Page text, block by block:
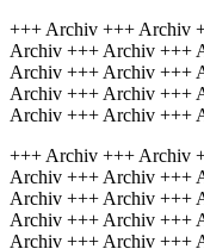
+++ Archiv +++ Archiv
Archiv +++ Archiv +++
Archiv +++ Archiv +++
Archiv +++ Archiv +++
Archiv +++ Archiv +++
+++ Archiv +++ Archiv
Archiv +++ Archiv +++
Archiv +++ Archiv +++
Archiv +++ Archiv +++
Archiv +++ Archiv +++